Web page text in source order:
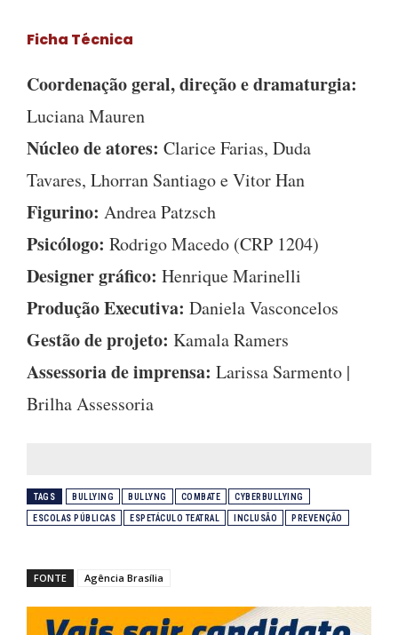
Ficha Técnica
Coordenação geral, direção e dramaturgia:
Luciana Mauren
Núcleo de atores: Clarice Farias, Duda
Tavares, Lhorran Santiago e Vitor Han
Figurino: Andrea Patzsch
Psicólogo: Rodrigo Macedo (CRP 1204)
Designer gráfico: Henrique Marinelli
Produção Executiva: Daniela Vasconcelos
Gestão de projeto: Kamala Ramers
Assessoria de imprensa: Larissa Sarmento |
Brilha Assessoria
TAGS BULLYING BULLYNG COMBATE CYBERBULLYING
ESCOLAS PÚBLICAS ESPETÁCULO TEATRAL INCLUSÃO PREVENÇÃO
FONTE Agência Brasília